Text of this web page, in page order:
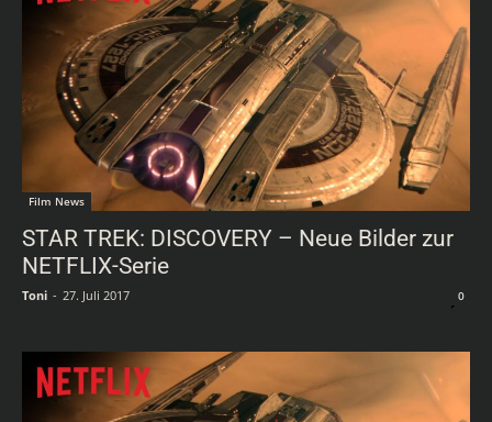
Film News
STAR TREK: DISCOVERY – Neue Bilder zur
NETFLIX-Serie
Toni - 27. Juli 2017 0